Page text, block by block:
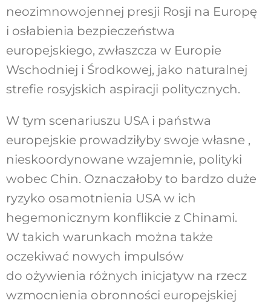
neozimnowojennej presji Rosji na Europę
i osłabienia bezpieczeństwa
europejskiego, zwłaszcza w Europie
Wschodniej i Środkowej, jako naturalnej
strefie rosyjskich aspiracji politycznych.
W tym scenariuszu USA i państwa
europejskie prowadziłyby swoje własne ,
nieskoordynowane wzajemnie, polityki
wobec Chin. Oznaczałoby to bardzo duże
ryzyko osamotnienia USA w ich
hegemonicznym konflikcie z Chinami.
W takich warunkach można także
oczekiwać nowych impulsów
do ożywienia różnych inicjatyw na rzecz
wzmocnienia obronności europejskiej